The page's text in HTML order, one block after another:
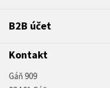
B2B účet
Kontakt
Gáň 909